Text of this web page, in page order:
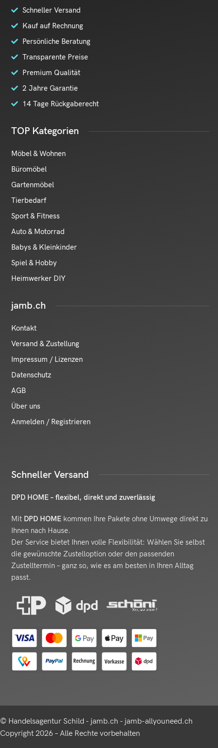
Schneller Versand
Kauf auf Rechnung
Persönliche Beratung
Transparente Preise
Premium Qualität
2 Jahre Garantie
14 Tage Rückgaberecht
TOP Kategorien
Möbel & Wohnen
Büromöbel
Gartenmöbel
Tierbedarf
Sport & Fitness
Auto & Motorrad
Babys & Kleinkinder
Spiel & Hobby
Heimwerker DIY
jamb.ch
Kontakt
Versand & Zustellung
Impressum / Lizenzen
Datenschutz
AGB
Über uns
Anmelden / Registrieren
Schneller Versand
DPD HOME – flexibel, direkt und zuverlässig
Mit DPD HOME kommen Ihre Pakete ohne Umwege direkt zu
Ihnen nach Hause.
Der Service bietet Ihnen volle Flexibilität: Wählen Sie selbst
die gewünschte Zustelloption oder den passenden
Zustelltermin – ganz so, wie es am besten in Ihren Alltag
passt.
© Handelsagentur Schild - jamb.ch - jamb-allyouneed.ch
Copyright 2026 – Alle Rechte vorbehalten